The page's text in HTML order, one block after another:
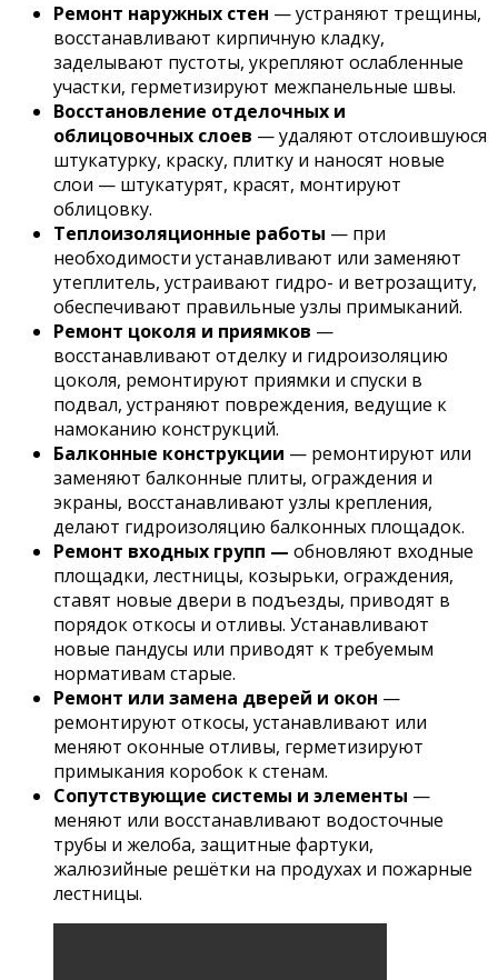
Ремонт наружных стен — устраняют трещины,
восстанавливают кирпичную кладку,
заделывают пустоты, укрепляют ослабленные
участки, герметизируют межпанельные швы.
Восстановление отделочных и
облицовочных слоев — удаляют отслоившуюся
штукатурку, краску, плитку и наносят новые
слои — штукатурят, красят, монтируют
облицовку.
Теплоизоляционные работы — при
необходимости устанавливают или заменяют
утеплитель, устраивают гидро- и ветрозащиту,
обеспечивают правильные узлы примыканий.
Ремонт цоколя и приямков —
восстанавливают отделку и гидроизоляцию
цоколя, ремонтируют приямки и спуски в
подвал, устраняют повреждения, ведущие к
намоканию конструкций.
Балконные конструкции — ремонтируют или
заменяют балконные плиты, ограждения и
экраны, восстанавливают узлы крепления,
делают гидроизоляцию балконных площадок.
Ремонт входных групп — обновляют входные
площадки, лестницы, козырьки, ограждения,
ставят новые двери в подъезды, приводят в
порядок откосы и отливы. Устанавливают
новые пандусы или приводят к требуемым
нормативам старые.
Ремонт или замена дверей и окон —
ремонтируют откосы, устанавливают или
меняют оконные отливы, герметизируют
примыкания коробок к стенам.
Сопутствующие системы и элементы —
меняют или восстанавливают водосточные
трубы и желоба, защитные фартуки,
жалюзийные решётки на продухах и пожарные
лестницы.